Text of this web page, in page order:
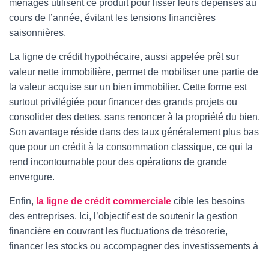
ménages utilisent ce produit pour lisser leurs dépenses au
cours de l’année, évitant les tensions financières
saisonnières.
La ligne de crédit hypothécaire, aussi appelée prêt sur
valeur nette immobilière, permet de mobiliser une partie de
la valeur acquise sur un bien immobilier. Cette forme est
surtout privilégiée pour financer des grands projets ou
consolider des dettes, sans renoncer à la propriété du bien.
Son avantage réside dans des taux généralement plus bas
que pour un crédit à la consommation classique, ce qui la
rend incontournable pour des opérations de grande
envergure.
Enfin, la ligne de crédit commerciale cible les besoins
des entreprises. Ici, l’objectif est de soutenir la gestion
financière en couvrant les fluctuations de trésorerie,
financer les stocks ou accompagner des investissements à